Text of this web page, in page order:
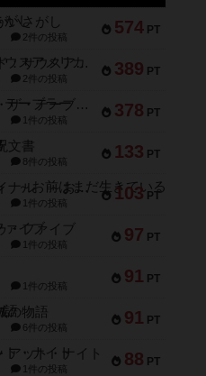
574 PT
いさがし
2件の投稿
389 PT
リワイルド：サウスアメリカ
2件の投稿
378 PT
アンダー・ザ・テーブラー
1件の投稿
133 PT
文書
8件の投稿
103 PT
セミファイナル ～お前はまだ生きている～
1件の投稿
97 PT
・ファイブ
1件の投稿
91 PT
1件の投稿
91 PT
の物語
6件の投稿
88 PT
アット・ナイト
1件の投稿